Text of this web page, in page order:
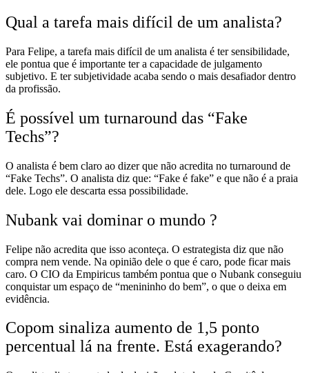
Qual a tarefa mais difícil de um analista?
Para Felipe, a tarefa mais difícil de um analista é ter sensibilidade,
ele pontua que é importante ter a capacidade de julgamento
subjetivo. E ter subjetividade acaba sendo o mais desafiador dentro
da profissão.
É possível um turnaround das “Fake
Techs”?
O analista é bem claro ao dizer que não acredita no turnaround de
“Fake Techs”. O analista diz que: “Fake é fake” e que não é a praia
dele. Logo ele descarta essa possibilidade.
Nubank vai dominar o mundo ?
Felipe não acredita que isso aconteça. O estrategista diz que não
compra nem vende. Na opinião dele o que é caro, pode ficar mais
caro. O CIO da Empiricus também pontua que o Nubank conseguiu
conquistar um espaço de “menininho do bem”, o que o deixa em
evidência.
Copom sinaliza aumento de 1,5 ponto
percentual lá na frente. Está exagerando?